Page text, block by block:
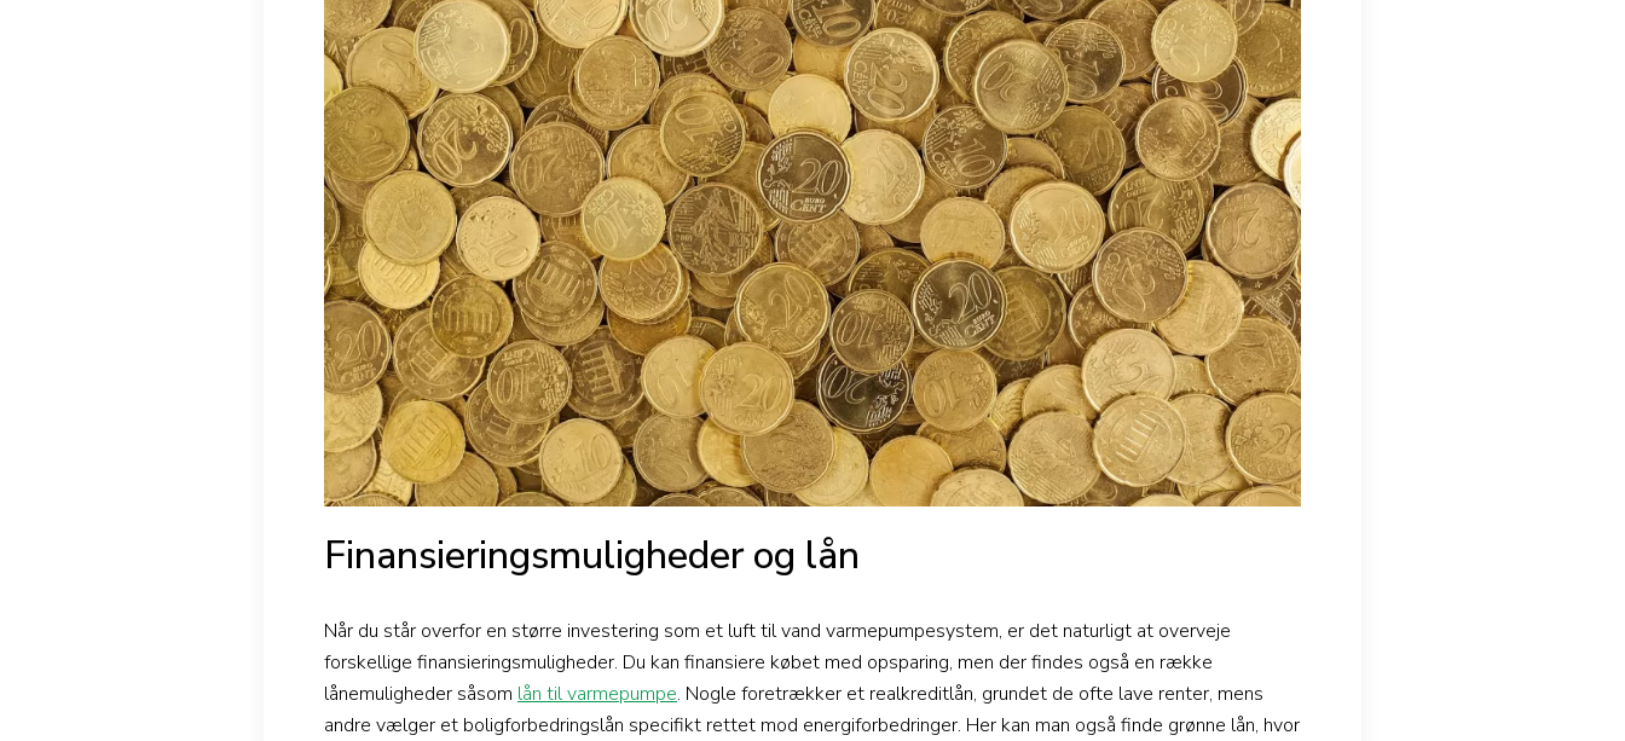
Finansieringsmuligheder og lån
Når du står overfor en større investering som et luft til vand varmepumpesystem, er det naturligt at overveje
forskellige finansieringsmuligheder. Du kan finansiere købet med opsparing, men der findes også en række
lånemuligheder såsom lån til varmepumpe. Nogle foretrækker et realkreditlån, grundet de ofte lave renter, mens
andre vælger et boligforbedringslån specifikt rettet mod energiforbedringer. Her kan man også finde grønne lån, hvor